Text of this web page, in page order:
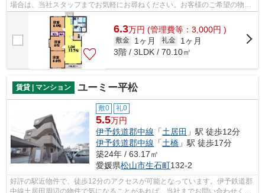
場合は、当社スタッフまでお気軽にお尋ねください。お客様のご希望の物件
を共に見つけていきましょう。
6.3万円 (管理費等：3,000円 )
敷金 1ヶ月 礼金
1ヶ月
3階 / 3LDK / 70.10㎡
賃貸 | マンション ユーミー平松
敷0 礼0
5.5万円
伊予鉄道郡中線 「土居田 」駅 徒歩12分
伊予鉄道郡中線 「土橋 」駅 徒歩17分
築24年 / 63.17㎡
愛媛県松山市生石町132-2
好評の駅近物件で、徒歩12分のアクセスが可能となっています。伊予鉄道郡
中線土居田周辺の物件で気になることがあれば、当社までお問い合わせくだ